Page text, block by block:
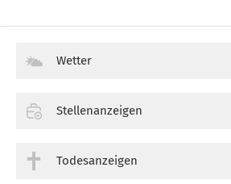
Wetter
Stellenanzeigen
Todesanzeigen